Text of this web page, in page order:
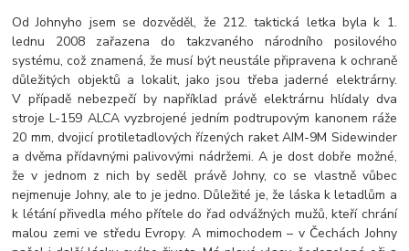
Od Johnyho jsem se dozvěděl, že 212. taktická letka byla k 1.
lednu 2008 zařazena do takzvaného národního posilového
systému, což znamená, že musí být neustále připravena k ochraně
důležitých objektů a lokalit, jako jsou třeba jaderné elektrárny.
V případě nebezpečí by například právě elektrárnu hlídaly dva
stroje L-159 ALCA vyzbrojené jedním podtrupovým kanonem ráže
20 mm, dvojicí protiletadlových řízených raket AIM-9M Sidewinder
a dvěma přídavnými palivovými nádržemi. A je dost dobře možné,
že v jednom z nich by seděl právě Johny, co se vlastně vůbec
nejmenuje Johny, ale to je jedno. Důležité je, že láska k letadlům a
k létání přivedla mého přítele do řad odvážných mužů, kteří chrání
malou zemi ve středu Evropy. A mimochodem – v Čechách Johny